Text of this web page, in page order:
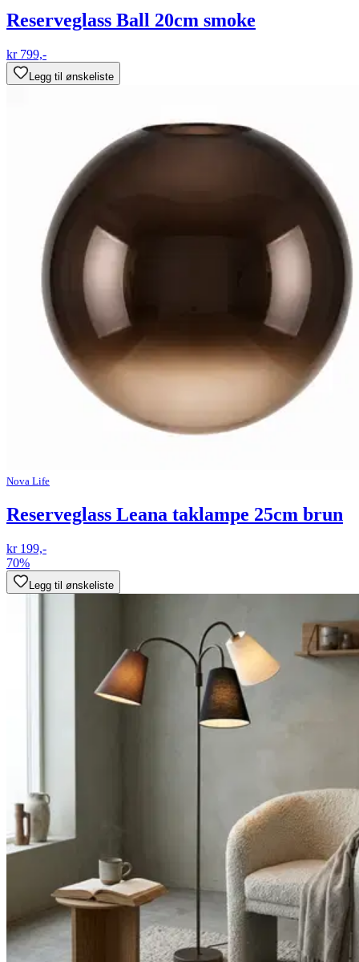
Reserveglass Ball 20cm smoke
kr 799,-
Legg til ønskeliste
Nova Life
Reserveglass Leana taklampe 25cm brun
kr 199,-
70%
Legg til ønskeliste